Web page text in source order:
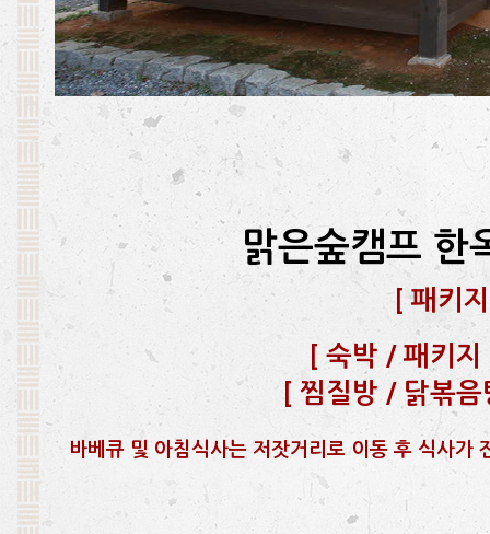
맑은숲캠프 한
[패키
[숙박 / 패키
[찜질방 / 닭볶
바베큐 및 아침식사는 저잣거리로 이동 후 식사가